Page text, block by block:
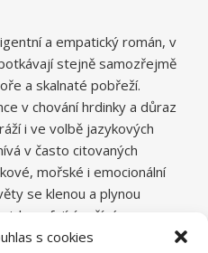
s cookies
a empatický román, v
stejně samozřejmě
a skalnaté pobřeží.
v chování hrdinky a důraz
i ve volbě jazykových
v často citovaných
mořské i emocionální
se klenou a plynou
surfující zažívá
Aluze na